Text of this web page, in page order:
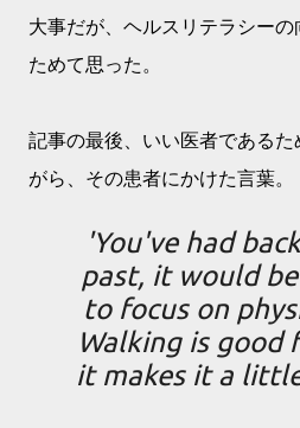
大事だが、ヘルスリテラシー
ためて思った。
記事の最後、いい医者である
がら、その患者にかけた言葉。
'You've had
past, it would
to focus on
Walking is good
it makes it a